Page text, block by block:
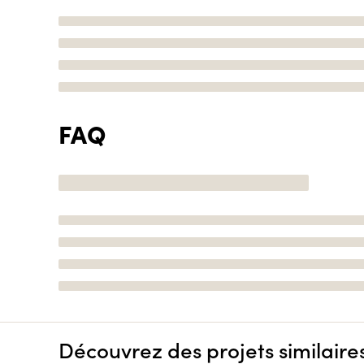
FAQ
Découvrez des projets